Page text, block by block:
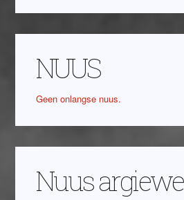
NUUS
Geen onlangse nuus.
Nuus argiewe